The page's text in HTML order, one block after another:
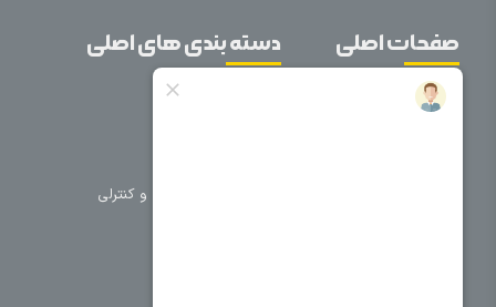
صفحات اصلی
خانه
دسته بندی های اصلی
تجهیزات حفاظتی و کنترلی